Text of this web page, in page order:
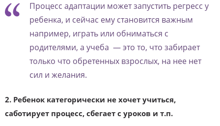
Процесс адаптации может запустить регресс у
ребенка, и сейчас ему становится важным
например, играть или обниматься с
родителями, а учеба — это то, что забирает
только что обретенных взрослых, на нее нет
сил и желания.
2. Ребенок категорически не хочет учиться,
саботирует процесс, сбегает с уроков и т.п.